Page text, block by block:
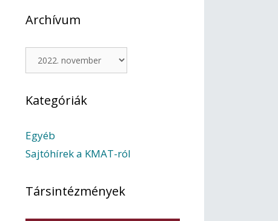
Archívum
Archívum
Kategóriák
Egyéb
Sajtóhírek a KMAT-ról
Társintézmények